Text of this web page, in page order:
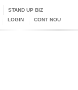
STAND UP BIZ
LOGIN CONT NOU